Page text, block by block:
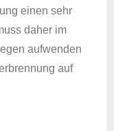
einen sehr
daher im
aufwenden
auf